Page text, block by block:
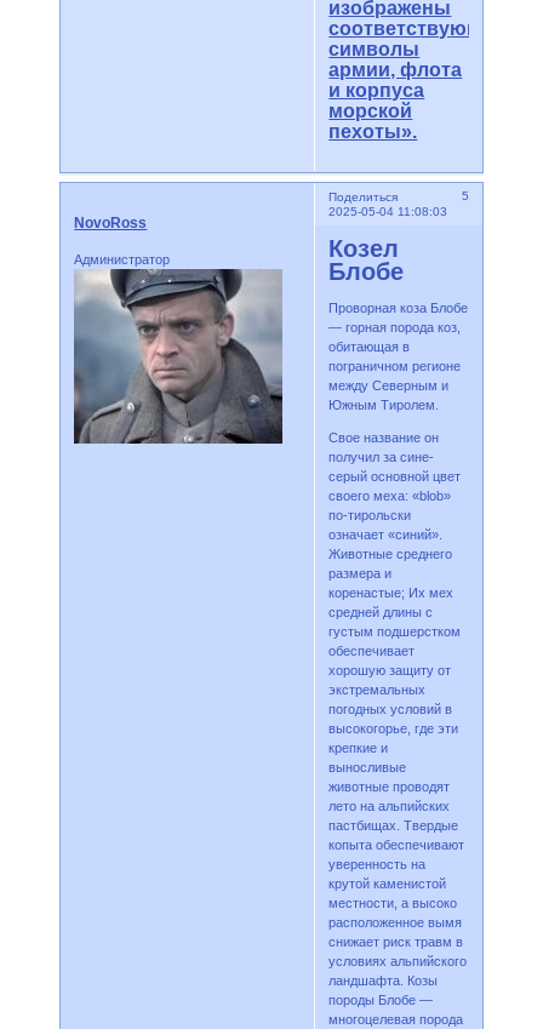
изображены
соответствующие
символы
армии, флота
и корпуса
морской
пехоты».
Поделиться
5
2025-05-04 11:08:03
NovoRoss
Администратор
Козел
Блобе
Проворная коза Блобе
— горная порода коз,
обитающая в
пограничном регионе
между Северным и
Южным Тиролем.
Свое название он
получил за сине-
серый основной цвет
своего меха: «blob»
по-тирольски
означает «синий».
Животные среднего
размера и
коренастые; Их мех
средней длины с
густым подшерстком
обеспечивает
хорошую защиту от
экстремальных
погодных условий в
высокогорье, где эти
крепкие и
выносливые
животные проводят
лето на альпийских
пастбищах. Твердые
копыта обеспечивают
уверенность на
крутой каменистой
местности, а высоко
расположенное вымя
снижает риск травм в
условиях альпийского
ландшафта. Козы
породы Блобе —
многоцелевая порода